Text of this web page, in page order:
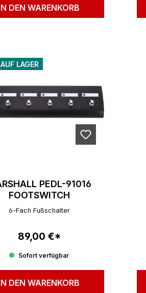
DEN WARENKORB
LAGER
PEDL-91016
FOOTSWITCH
6-Fach Fußschalter
Regulärer Preis:
89,00 €*
Sofort verfügbar
DEN WARENKORB